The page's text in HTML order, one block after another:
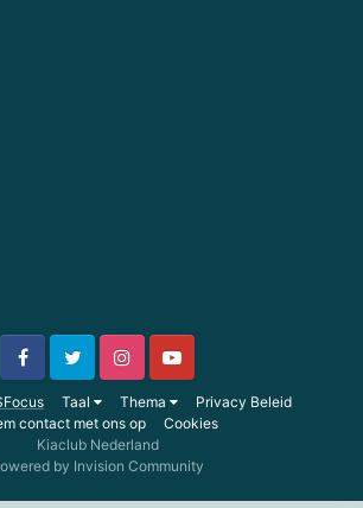
Taal Thema
Privacy Beleid
contact met ons op
Cookies
Kiaclub Nederland
by Invision Community